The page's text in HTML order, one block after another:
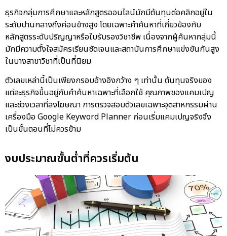
ธุรกิจกลุ่มการศึกษาและหลักสูตรออนไลน์มักมีต้นทุนต่อคลิกอยู่ใน
ระดับปานกลางถึงค่อนข้างสูง โดยเฉพาะคำค้นหาที่เกี่ยวข้องกับ
หลักสูตรระดับปริญญาหรือใบรับรองวิชาชีพ เนื่องจากผู้ค้นหากลุ่มนี้
มักมีความตั้งใจสมัครเรียนชัดเจนและสถาบันการศึกษาแข่งขันกันสูง
ในบางสาขาวิชาที่เป็นที่นิยม
ตัวเลขเหล่านี้เป็นเพียงกรอบอ้างอิงกว้าง ๆ เท่านั้น ต้นทุนจริงของ
แต่ละธุรกิจขึ้นอยู่กับคำค้นหาเฉพาะที่เลือกใช้ คุณภาพของแคมเปญ
และช่วงเวลาที่ลงโฆษณา การตรวจสอบตัวเลขเฉพาะอุตสาหกรรมผ่าน
เครื่องมือ Google Keyword Planner ก่อนเริ่มแคมเปญจริงจึง
เป็นขั้นตอนที่ไม่ควรข้าม
งบประมาณขั้นต่ำที่ควรเริ่มต้น